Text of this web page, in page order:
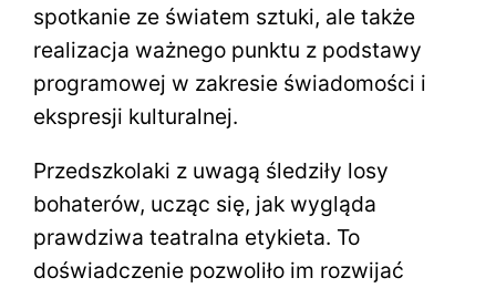
spotkanie ze światem sztuki, ale także
realizacja ważnego punktu z podstawy
programowej w zakresie świadomości i
ekspresji kulturalnej.
Przedszkolaki z uwagą śledziły losy
bohaterów, ucząc się, jak wygląda
prawdziwa teatralna etykieta. To
doświadczenie pozwoliło im rozwijać